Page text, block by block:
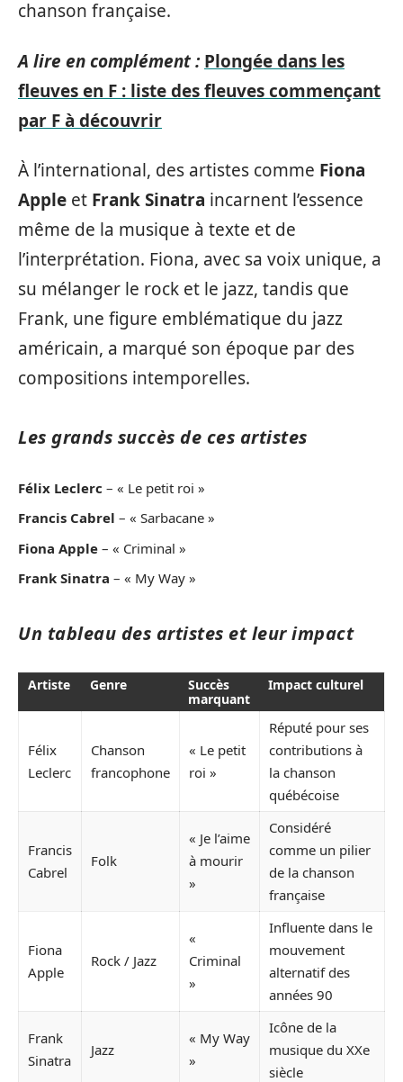
chanson française.
A lire en complément : Plongée dans les
fleuves en F : liste des fleuves commençant
par F à découvrir
À l’international, des artistes comme Fiona
Apple et Frank Sinatra incarnent l’essence
même de la musique à texte et de
l’interprétation. Fiona, avec sa voix unique, a
su mélanger le rock et le jazz, tandis que
Frank, une figure emblématique du jazz
américain, a marqué son époque par des
compositions intemporelles.
Les grands succès de ces artistes
Félix Leclerc – « Le petit roi »
Francis Cabrel – « Sarbacane »
Fiona Apple – « Criminal »
Frank Sinatra – « My Way »
Un tableau des artistes et leur impact
Artiste Genre
Succès
marquant
Impact culturel
Félix
Leclerc
Chanson
francophone
« Le petit
roi »
Réputé pour ses
contributions à
la chanson
québécoise
Francis
Cabrel
Folk
« Je l’aime
à mourir
»
Considéré
comme un pilier
de la chanson
française
Fiona
Apple
Rock / Jazz
«
Criminal
»
Influente dans le
mouvement
alternatif des
années 90
Frank
Sinatra
Jazz
« My Way
»
Icône de la
musique du XXe
siècle